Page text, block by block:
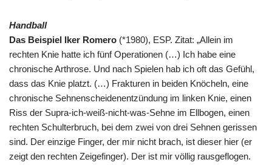
Handball
Das Beispiel Iker Romero (*1980), ESP. Zitat: „Allein im
rechten Knie hatte ich fünf Operationen (…) Ich habe eine
chronische Arthrose. Und nach Spielen hab ich oft das Gefühl,
dass das Knie platzt. (…) Frakturen in beiden Knöcheln, eine
chronische Sehnenscheidenentzündung im linken Knie, einen
Riss der Supra-ich-weiß-nicht-was-Sehne im Ellbogen, einen
rechten Schulterbruch, bei dem zwei von drei Sehnen gerissen
sind. Der einzige Finger, der mir nicht brach, ist dieser hier (er
zeigt den rechten Zeigefinger). Der ist mir völlig rausgeflogen.